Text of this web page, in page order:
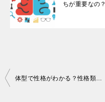
ちが重要なの？
投
体型で性格がわかる？性格類型論と性格特性論について